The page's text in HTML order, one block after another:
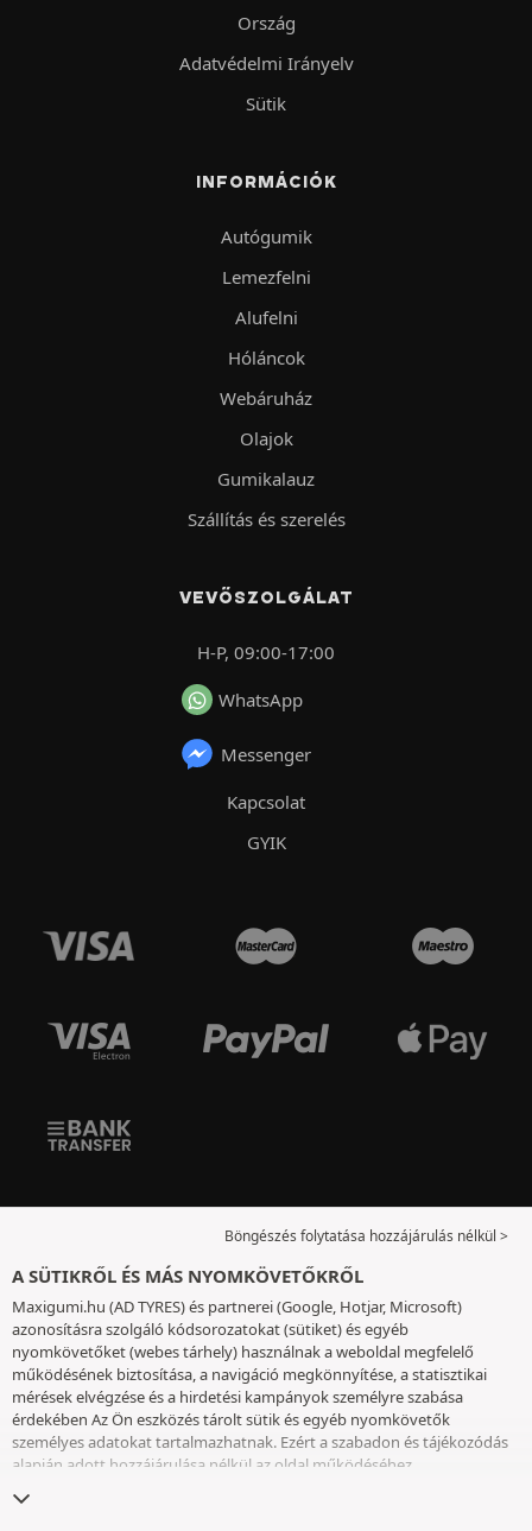
Ország
Adatvédelmi Irányelv
Sütik
INFORMÁCIÓK
Autógumik
Lemezfelni
Alufelni
Hóláncok
Webáruház
Olajok
Gumikalauz
Szállítás és szerelés
VEVŐSZOLGÁLAT
H-P, 09:00-17:00
WhatsApp
Messenger
Kapcsolat
GYIK
Böngészés folytatása hozzájárulás nélkül >
A SÜTIKRŐL ÉS MÁS NYOMKÖVETŐKRŐL
Maxigumi.hu (AD TYRES) és partnerei (Google, Hotjar, Microsoft)
azonosításra szolgáló kódsorozatokat (sütiket) és egyéb
nyomkövetőket (webes tárhely) használnak a weboldal megfelelő
működésének biztosítása, a navigáció megkönnyítése, a statisztikai
mérések elvégzése és a hirdetési kampányok személyre szabása
érdekében Az Ön eszközés tárolt sütik és egyéb nyomkövetők
személyes adatokat tartalmazhatnak. Ezért a szabadon és tájékozódás
alapján adott hozzájárulása nélkül az oldal működéséhez
nyomkövetőket az eszközén. Az Ön által választott beállításokat 6